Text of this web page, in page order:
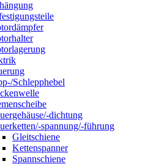
Schlepphebel
dichtung
spannung/-führung
Gleitschiene
Kettenspanner
Spannschiene